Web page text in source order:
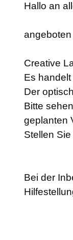
Hallo an
Creative
Es
Der
Bitte
geplanten
Stellen
Bei der